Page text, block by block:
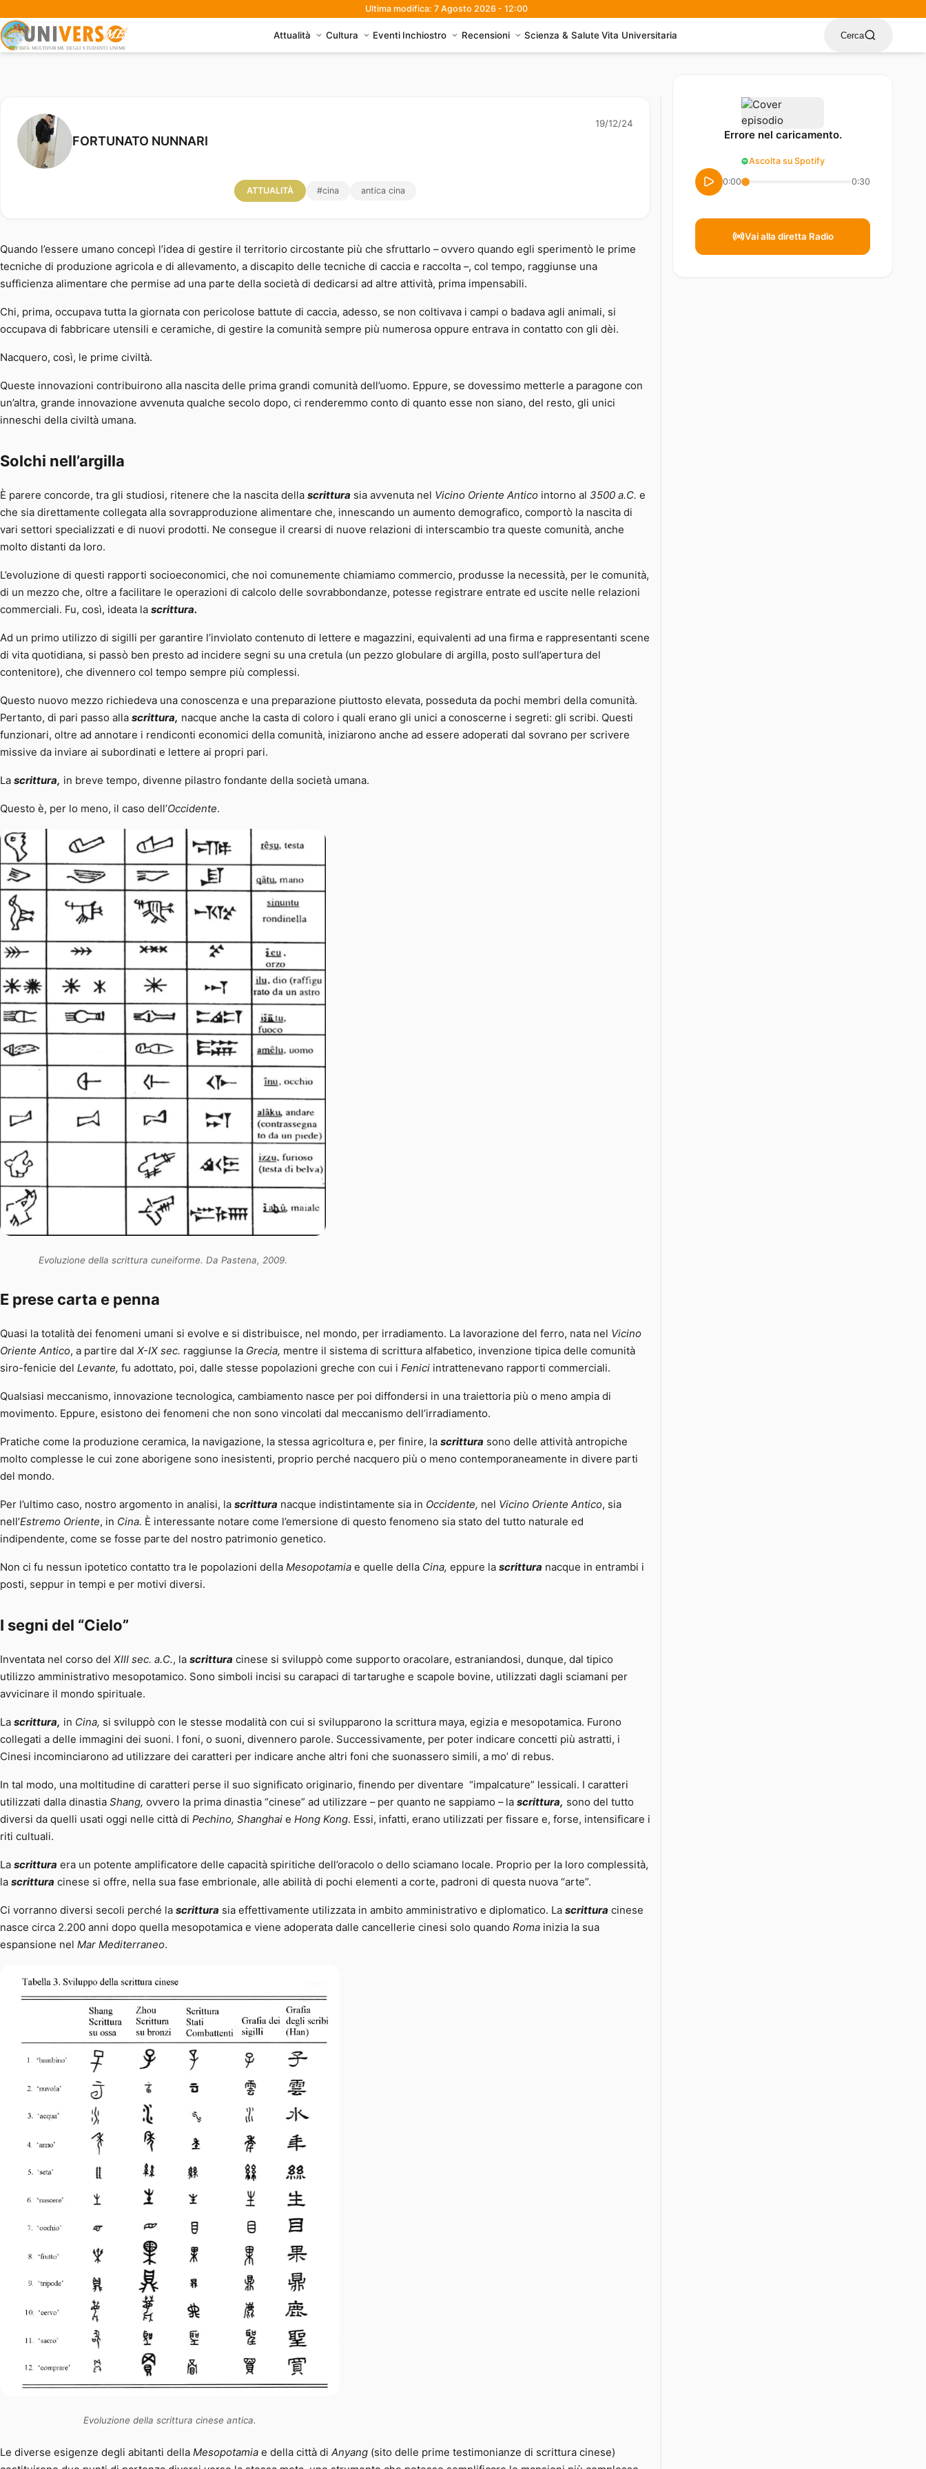
Ultima modifica: 7 Agosto 2026 - 12:00
Attualità Cultura Eventi Inchiostro Recensioni Scienza & Salute Vita Universitaria Cerca
Errore nel caricamento.
Ascolta su Spotify
0:00
0:30
Vai alla diretta Radio
La nascita della scrittura. Tra Oriente ed Occidente
FORTUNATO NUNNARI
19/12/24
ATTUALITÀ #cina antica cina
Quando l’essere umano concepì l’idea di gestire il territorio circostante più che sfruttarlo – ovvero quando egli sperimentò le prime
tecniche di produzione agricola e di allevamento, a discapito delle tecniche di caccia e raccolta –, col tempo, raggiunse una
sufficienza alimentare che permise ad una parte della società di dedicarsi ad altre attività, prima impensabili.
Chi, prima, occupava tutta la giornata con pericolose battute di caccia, adesso, se non coltivava i campi o badava agli animali, si
occupava di fabbricare utensili e ceramiche, di gestire la comunità sempre più numerosa oppure entrava in contatto con gli dèi.
Nacquero, così, le prime civiltà.
Queste innovazioni contribuirono alla nascita delle prima grandi comunità dell’uomo. Eppure, se dovessimo metterle a paragone con
un’altra, grande innovazione avvenuta qualche secolo dopo, ci renderemmo conto di quanto esse non siano, del resto, gli unici
inneschi della civiltà umana.
Solchi nell’argilla
È parere concorde, tra gli studiosi, ritenere che la nascita della scrittura sia avvenuta nel Vicino Oriente Antico intorno al 3500 a.C. e
che sia direttamente collegata alla sovrapproduzione alimentare che, innescando un aumento demografico, comportò la nascita di
vari settori specializzati e di nuovi prodotti. Ne consegue il crearsi di nuove relazioni di interscambio tra queste comunità, anche
molto distanti da loro.
L’evoluzione di questi rapporti socioeconomici, che noi comunemente chiamiamo commercio, produsse la necessità, per le comunità,
di un mezzo che, oltre a facilitare le operazioni di calcolo delle sovrabbondanze, potesse registrare entrate ed uscite nelle relazioni
commerciali. Fu, così, ideata la scrittura.
Ad un primo utilizzo di sigilli per garantire l’inviolato contenuto di lettere e magazzini, equivalenti ad una firma e rappresentanti scene
di vita quotidiana, si passò ben presto ad incidere segni su una cretula (un pezzo globulare di argilla, posto sull’apertura del
contenitore), che divennero col tempo sempre più complessi.
Questo nuovo mezzo richiedeva una conoscenza e una preparazione piuttosto elevata, posseduta da pochi membri della comunità.
Pertanto, di pari passo alla scrittura, nacque anche la casta di coloro i quali erano gli unici a conoscerne i segreti: gli scribi. Questi
funzionari, oltre ad annotare i rendiconti economici della comunità, iniziarono anche ad essere adoperati dal sovrano per scrivere
missive da inviare ai subordinati e lettere ai propri pari.
La scrittura, in breve tempo, divenne pilastro fondante della società umana.
Questo è, per lo meno, il caso dell’Occidente.
Evoluzione della scrittura cuneiforme. Da Pastena, 2009.
E prese carta e penna
Quasi la totalità dei fenomeni umani si evolve e si distribuisce, nel mondo, per irradiamento. La lavorazione del ferro, nata nel Vicino
Oriente Antico, a partire dal X-IX sec. raggiunse la Grecia, mentre il sistema di scrittura alfabetico, invenzione tipica delle comunità
siro-fenicie del Levante, fu adottato, poi, dalle stesse popolazioni greche con cui i Fenici intrattenevano rapporti commerciali.
Qualsiasi meccanismo, innovazione tecnologica, cambiamento nasce per poi diffondersi in una traiettoria più o meno ampia di
movimento. Eppure, esistono dei fenomeni che non sono vincolati dal meccanismo dell’irradiamento.
Pratiche come la produzione ceramica, la navigazione, la stessa agricoltura e, per finire, la scrittura sono delle attività antropiche
molto complesse le cui zone aborigene sono inesistenti, proprio perché nacquero più o meno contemporaneamente in divere parti
del mondo.
Per l’ultimo caso, nostro argomento in analisi, la scrittura nacque indistintamente sia in Occidente, nel Vicino Oriente Antico, sia
nell’Estremo Oriente, in Cina. È interessante notare come l’emersione di questo fenomeno sia stato del tutto naturale ed
indipendente, come se fosse parte del nostro patrimonio genetico.
Non ci fu nessun ipotetico contatto tra le popolazioni della Mesopotamia e quelle della Cina, eppure la scrittura nacque in entrambi i
posti, seppur in tempi e per motivi diversi.
I segni del “Cielo”
Inventata nel corso del XIII sec. a.C., la scrittura cinese si sviluppò come supporto oracolare, estraniandosi, dunque, dal tipico
utilizzo amministrativo mesopotamico. Sono simboli incisi su carapaci di tartarughe e scapole bovine, utilizzati dagli sciamani per
avvicinare il mondo spirituale.
La scrittura, in Cina, si sviluppò con le stesse modalità con cui si svilupparono la scrittura maya, egizia e mesopotamica. Furono
collegati a delle immagini dei suoni. I foni, o suoni, divennero parole. Successivamente, per poter indicare concetti più astratti, i
Cinesi incominciarono ad utilizzare dei caratteri per indicare anche altri foni che suonassero simili, a mo’ di rebus.
In tal modo, una moltitudine di caratteri perse il suo significato originario, finendo per diventare “impalcature” lessicali. I caratteri
utilizzati dalla dinastia Shang, ovvero la prima dinastia “cinese” ad utilizzare – per quanto ne sappiamo – la scrittura, sono del tutto
diversi da quelli usati oggi nelle città di Pechino, Shanghai e Hong Kong. Essi, infatti, erano utilizzati per fissare e, forse, intensificare i
riti cultuali.
La scrittura era un potente amplificatore delle capacità spiritiche dell’oracolo o dello sciamano locale. Proprio per la loro complessità,
la scrittura cinese si offre, nella sua fase embrionale, alle abilità di pochi elementi a corte, padroni di questa nuova “arte”.
Ci vorranno diversi secoli perché la scrittura sia effettivamente utilizzata in ambito amministrativo e diplomatico. La scrittura cinese
nasce circa 2.200 anni dopo quella mesopotamica e viene adoperata dalle cancellerie cinesi solo quando Roma inizia la sua
espansione nel Mar Mediterraneo.
Evoluzione della scrittura cinese antica.
Le diverse esigenze degli abitanti della Mesopotamia e della città di Anyang (sito delle prime testimonianze di scrittura cinese)